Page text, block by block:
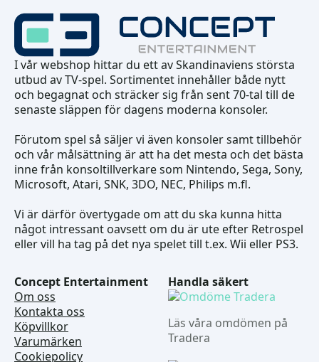
I vår webshop hittar du ett av Skandinaviens största
utbud av TV-spel. Sortimentet innehåller både nytt
och begagnat och sträcker sig från sent 70-tal till de
senaste släppen för dagens moderna konsoler.
Förutom spel så säljer vi även konsoler samt tillbehör
och vår målsättning är att ha det mesta och det bästa
inne från konsoltillverkare som Nintendo, Sega, Sony,
Microsoft, Atari, SNK, 3DO, NEC, Philips m.fl.
Vi är därför övertygade om att du ska kunna hitta
något intressant oavsett om du är ute efter Retrospel
eller vill ha tag på det nya spelet till t.ex. Wii eller PS3.
Concept Entertainment
Om oss
Kontakta oss
Köpvillkor
Varumärken
Cookiepolicy
Handla säkert
Läs våra omdömen på
Tradera